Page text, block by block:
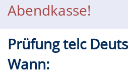
Abendkasse!
Prüfung telc
Wann: